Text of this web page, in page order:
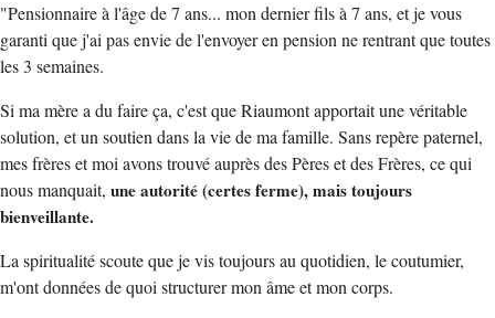
"Pensionnaire à l'âge de 7 ans... mon dernier fils à 7 ans, et je vous
garanti que j'ai pas envie de l'envoyer en pension ne rentrant que toutes
les 3 semaines.
Si ma mère a du faire ça, c'est que Riaumont apportait une véritable
solution, et un soutien dans la vie de ma famille. Sans repère paternel,
mes frères et moi avons trouvé auprès des Pères et des Frères, ce qui
nous manquait, une autorité (certes ferme), mais toujours
bienveillante.
La spiritualité scoute que je vis toujours au quotidien, le coutumier,
m'ont données de quoi structurer mon âme et mon corps.